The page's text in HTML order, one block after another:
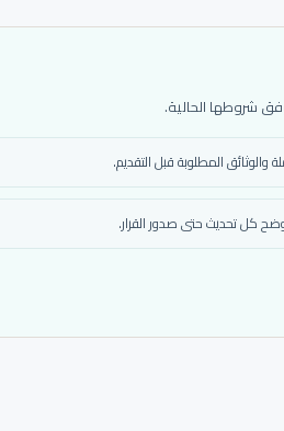
شروطها الحالية.
والوثائق المطلوبة قبل التقديم.
كل تحديث حتى صدور القرار.